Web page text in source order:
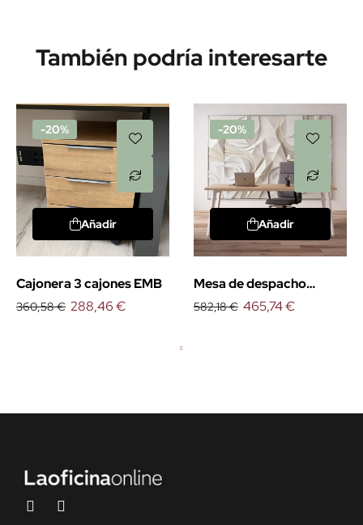
También podría interesarte
-20%
Añadir
Cajonera 3 cajones EMB
360,58 € 288,46 €
-20%
Añadir
Mesa de despacho
Organova
582,18 € 465,74 €